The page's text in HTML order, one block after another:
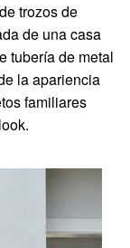
trozos de
de una casa
tubería de metal
la apariencia
familiares